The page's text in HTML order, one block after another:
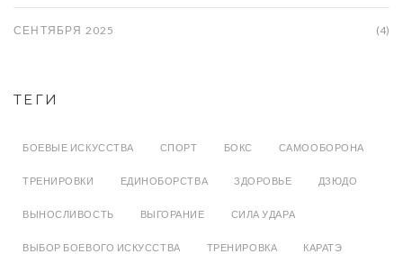
СЕНТЯБРЯ 2025 (4)
ТЕГИ
БОЕВЫЕ ИСКУССТВА СПОРТ БОКС САМООБОРОНА
ТРЕНИРОВКИ ЕДИНОБОРСТВА ЗДОРОВЬЕ ДЗЮДО
ВЫНОСЛИВОСТЬ ВЫГОРАНИЕ СИЛА УДАРА
ВЫБОР БОЕВОГО ИСКУССТВА ТРЕНИРОВКА КАРАТЭ